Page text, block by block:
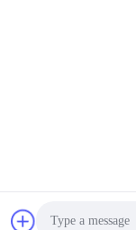
© 2022-2026